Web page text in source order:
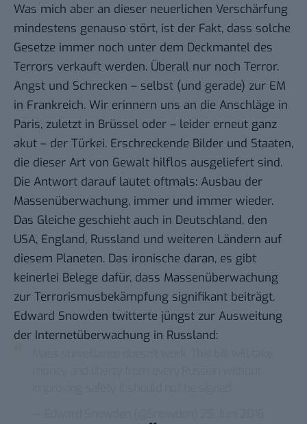
Was mich aber an dieser neuerlichen Verschärfung
mindestens genauso stört, ist der Fakt, dass solche
Gesetze immer noch unter dem Deckmantel des
Terrors verkauft werden. Überall nur noch Terror.
Angst und Schrecken – selbst (und gerade) zur EM
in Frankreich. Wir erinnern uns an die Anschläge in
Paris, zuletzt in Brüssel oder – leider erneut ganz
akut – der Türkei. Erschreckende Bilder und Staaten,
die dieser Art von Gewalt hilflos ausgeliefert sind.
Die Antwort darauf lautet oftmals: Ausbau der
Massenüberwachung, immer und immer wieder.
Das Gleiche geschieht auch in Deutschland, den
USA, England, Russland und weiteren Ländern auf
diesem Planeten. Das ironische daran, es gibt
keinerlei Belege dafür, dass Massenüberwachung
zur Terrorismusbekämpfung signifikant beiträgt.
Edward Snowden twitterte jüngst zur Ausweitung
der Internetüberwachung in Russland: